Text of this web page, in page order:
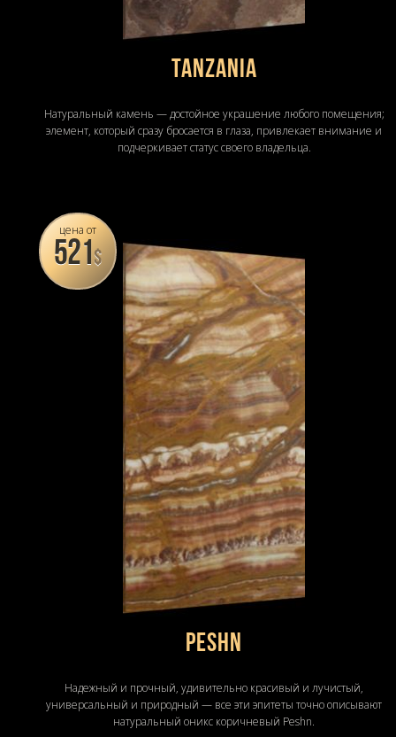
Tanzania
Натуральный камень — достойное украшение любого помещения;
элемент, который сразу бросается в глаза, привлекает внимание и
подчеркивает статус своего владельца.
цена от
521$
Peshn
Надежный и прочный, удивительно красивый и лучистый,
универсальный и природный — все эти эпитеты точно описывают
натуральный оникс коричневый Peshn.